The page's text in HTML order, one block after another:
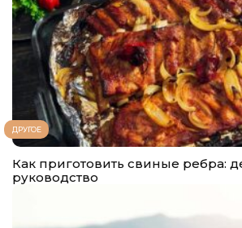
ДРУГОЕ
Как приготовить свиные ребра:
руководство